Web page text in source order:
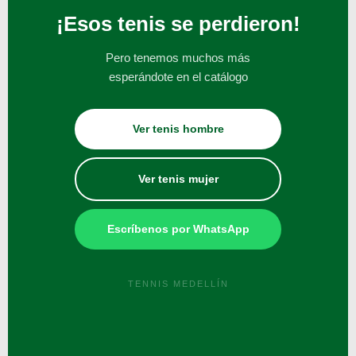
¡Esos tenis se perdieron!
Pero tenemos muchos más
esperándote en el catálogo
Ver tenis hombre
Ver tenis mujer
Escríbenos por WhatsApp
TENNIS MEDELLÍN